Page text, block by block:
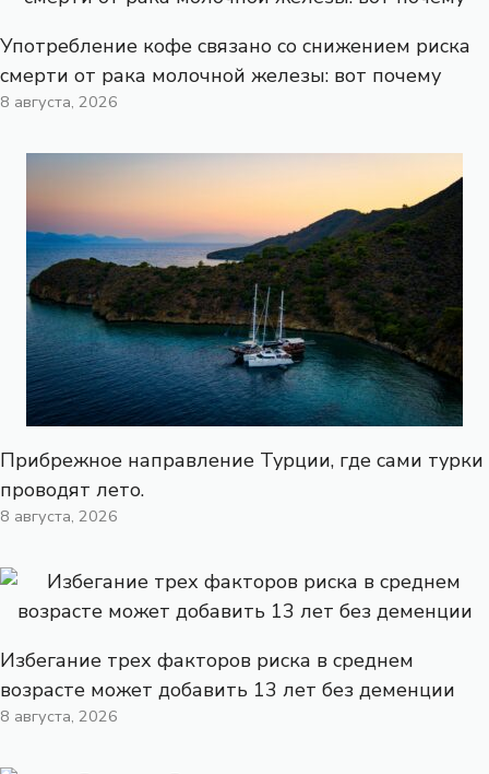
Употребление кофе связано со снижением риска
смерти от рака молочной железы: вот почему
8 августа, 2026
Прибрежное направление Турции, где сами турки
проводят лето.
8 августа, 2026
Избегание трех факторов риска в среднем
возрасте может добавить 13 лет без деменции
8 августа, 2026